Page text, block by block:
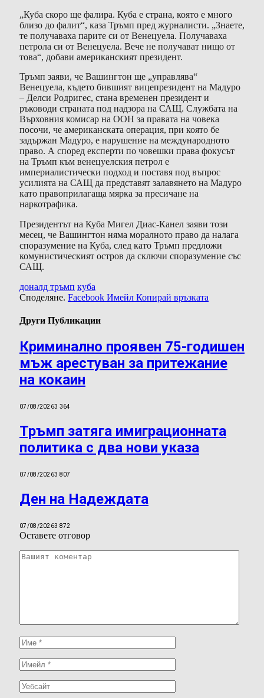
„Куба скоро ще фалира. Куба е страна, която е много
близо до фалит“, каза Тръмп пред журналисти. „Знаете,
те получаваха парите си от Венецуела. Получаваха
петрола си от Венецуела. Вече не получават нищо от
това“, добави американският президент.
Тръмп заяви, че Вашингтон ще „управлява“
Венецуела, където бившият вицепрезидент на Мадуро
– Делси Родригес, стана временен президент и
ръководи страната под надзора на САЩ. Службата на
Върховния комисар на ООН за правата на човека
посочи, че американската операция, при която бе
задържан Мадуро, е нарушение на международното
право. А според експерти по човешки права фокусът
на Тръмп към венецуелския петрол е
империалистически подход и поставя под въпрос
усилията на САЩ да представят залавянето на Мадуро
като правоприлагаща мярка за пресичане на
наркотрафика.
Президентът на Куба Мигел Диас-Канел заяви този
месец, че Вашингтон няма моралното право да налага
споразумение на Куба, след като Тръмп предложи
комунистическият остров да сключи споразумение със
САЩ.
доналд тръмп куба
Споделяне. Facebook Имейл Копирай връзката
Други Публикации
Криминално проявен 75-годишен
мъж арестуван за притежание
на кокаин
07/08/20263 364
Тръмп затяга имиграционната
политика с два нови указа
07/08/20263 807
Ден на Надеждата
07/08/20263 872
Оставете отговор